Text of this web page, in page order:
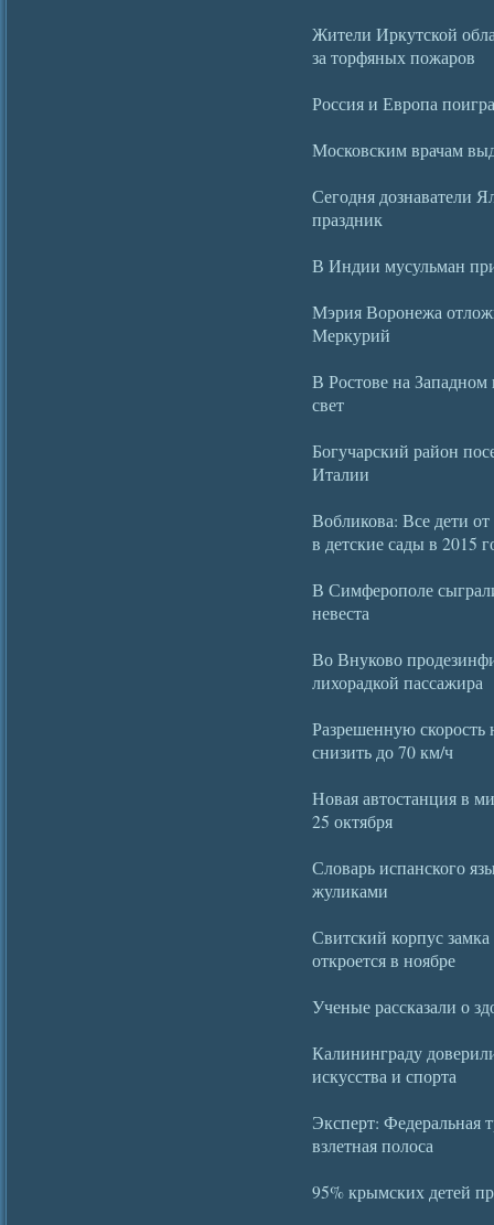
Жители Иркутской
за торфяных пожаров
Россия и Европа
Московским врачам
Сегодня дознаватели
праздник
В Индии мусульман
Мэрия Воронежа
Меркурий
В Ростове на Западном
свет
Богучарский район
Италии
Вобликова: Все дети
в детские сады в 2015
В Симферополе
невеста
Во Внуково
лихорадкой пассажира
Разрешенную
снизить до 70 км/ч
Новая автостанция в
25 октября
Словарь испанского
жуликами
Свитский корпус
откроется в ноябре
Ученые рассказали о
Калининграду
искусства и спорта
Эксперт: Федеральная
взлетная полоса
95% крымских детей